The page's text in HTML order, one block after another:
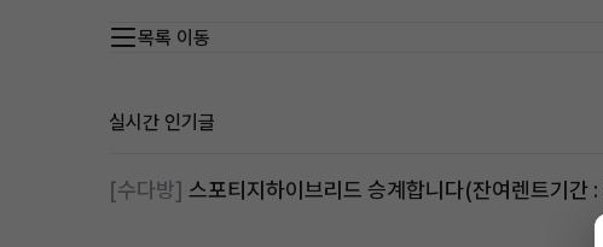
목록 이동
실시간 인기글
[수다방]